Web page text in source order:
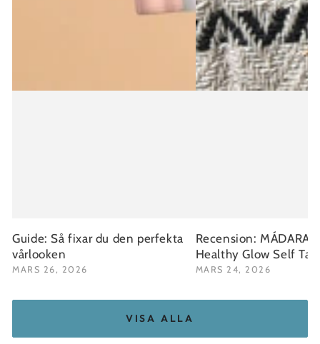
Guide: Så fixar du den perfekta
vårlooken
MARS 26, 2026
Recension: MÁDARA
Healthy Glow Self
MARS 24, 2026
VISA ALLA